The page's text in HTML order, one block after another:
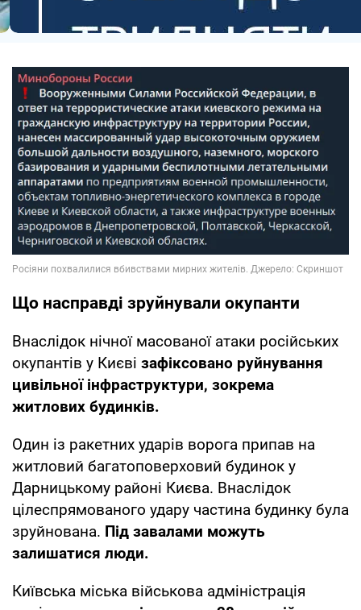
Що насправді зруйнували окупанти
Внаслідок нічної масованої атаки російських
окупантів у Києві зафіксовано руйнування
цивільної інфраструктури, зокрема
житлових будинків.
Один із ракетних ударів ворога припав на
житловий багатоповерховий будинок у
Дарницькому районі Києва. Внаслідок
цілеспрямованого удару частина будинку була
зруйнована. Під завалами можуть
залишатися люди.
Київська міська військова адміністрація